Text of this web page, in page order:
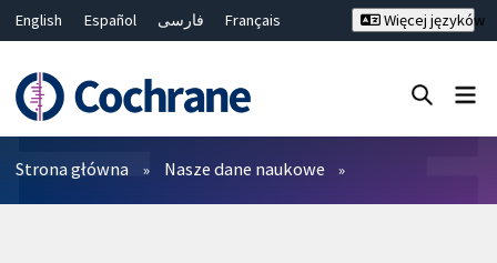
English Español فارسی
Français
Bahasa Malaysia
ไทย
繁體中文
简体中文
Więcej języków
Filtry
Strona główna Nasze dane naukowe